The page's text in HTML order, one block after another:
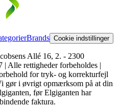
Brands Cookie indstillinger
Allé 16, 2. - 2300
Alle rettigheder forbeholdes |
for tryk- og korrekturfejl
gør i øvrigt opmærksom på at din
før Elgiganten har
faktura.